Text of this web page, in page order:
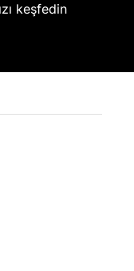
keşfedin